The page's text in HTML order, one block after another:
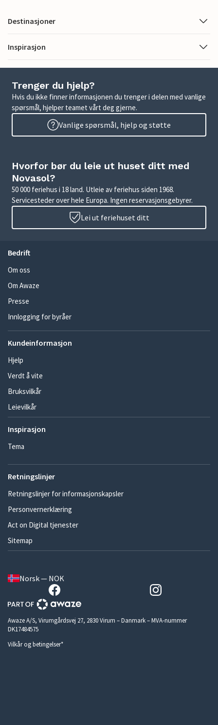
Destinasjoner
Inspirasjon
Trenger du hjelp?
Hvis du ikke finner informasjonen du trenger i delen med vanlige
spørsmål, hjelper teamet vårt deg gjerne.
Vanlige spørsmål, hjelp og støtte
Hvorfor bør du leie ut huset ditt med
Novasol?
50 000 feriehus i 18 land. Utleie av feriehus siden 1968.
Servicesteder over hele Europa. Ingen reservasjonsgebyrer.
Lei ut feriehuset ditt
Bedrift
Om oss
Om Awaze
Presse
Innlogging for byråer
Kundeinformasjon
Hjelp
Verdt å vite
Bruksvilkår
Leievilkår
Inspirasjon
Tema
Retningslinjer
Retningslinjer for informasjonskapsler
Personvernerklæring
Act on Digital tjenester
Sitemap
Norsk — NOK
Awaze A/S, Virumgårdsvej 27, 2830 Virum – Danmark – MVA-nummer
DK17484575
Vilkår og betingelser*